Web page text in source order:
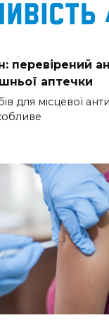
перевірений
аптечки
для місцевої